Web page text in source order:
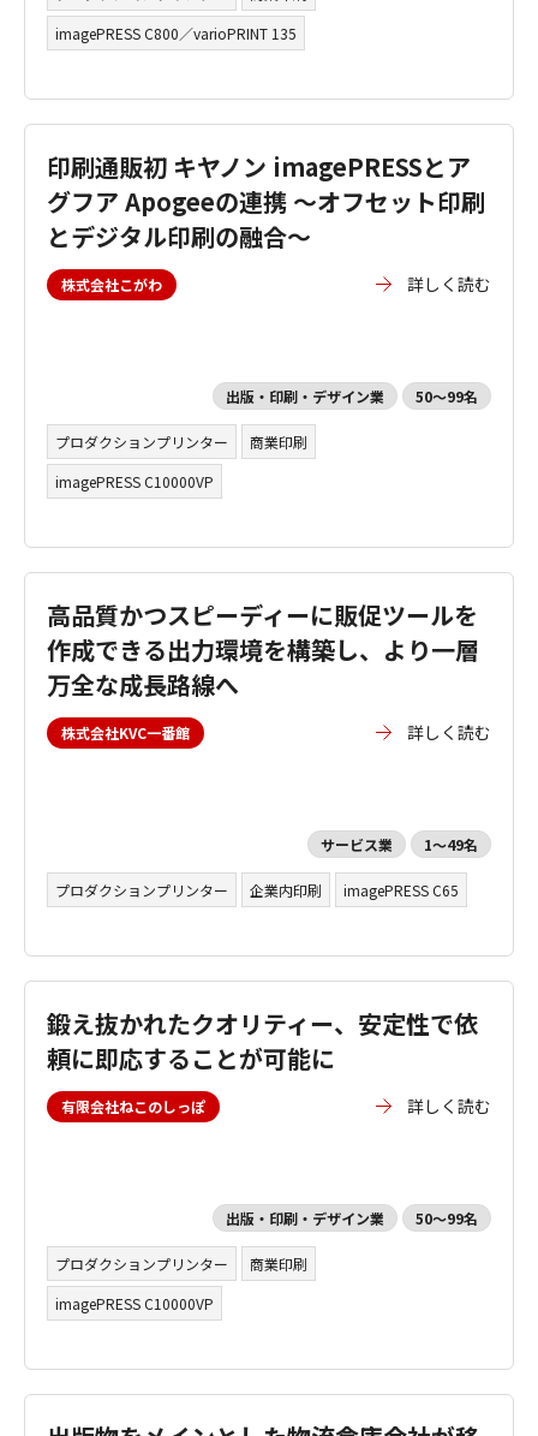
imagePRESS C800／varioPRINT 135
印刷通販初 キヤノン imagePRESSとア
グフア Apogeeの連携 ～オフセット印刷
とデジタル印刷の融合～
株式会社こがわ 詳しく読む
出版・印刷・デザイン業 50～99名
プロダクションプリンター
商業印刷
imagePRESS C10000VP
高品質かつスピーディーに販促ツールを
作成できる出力環境を構築し、より一層
万全な成長路線へ
株式会社KVC一番館 詳しく読む
サービス業 1～49名
プロダクションプリンター 企業内印刷 imagePRESS C65
鍛え抜かれたクオリティー、安定性で依
頼に即応することが可能に
有限会社ねこのしっぽ 詳しく読む
出版・印刷・デザイン業 50～99名
プロダクションプリンター
商業印刷
imagePRESS C10000VP